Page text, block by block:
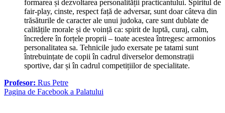
formarea și dezvoltarea personalității practicantului. Spiritul de
fair-play, cinste, respect față de adversar, sunt doar câteva din
trăsăturile de caracter ale unui judoka, care sunt dublate de
calitățile morale și de voință ca: spirit de luptă, curaj, calm,
încredere în forțele proprii – toate acestea întregesc armonios
personalitatea sa. Tehnicile judo exersate pe tatami sunt
întrebuințate de copii în cadrul diverselor demonstrații
sportive, dar și în cadrul competițiilor de specialitate.
Profesor: Rus Petre
Pagina de Facebook a Palatului